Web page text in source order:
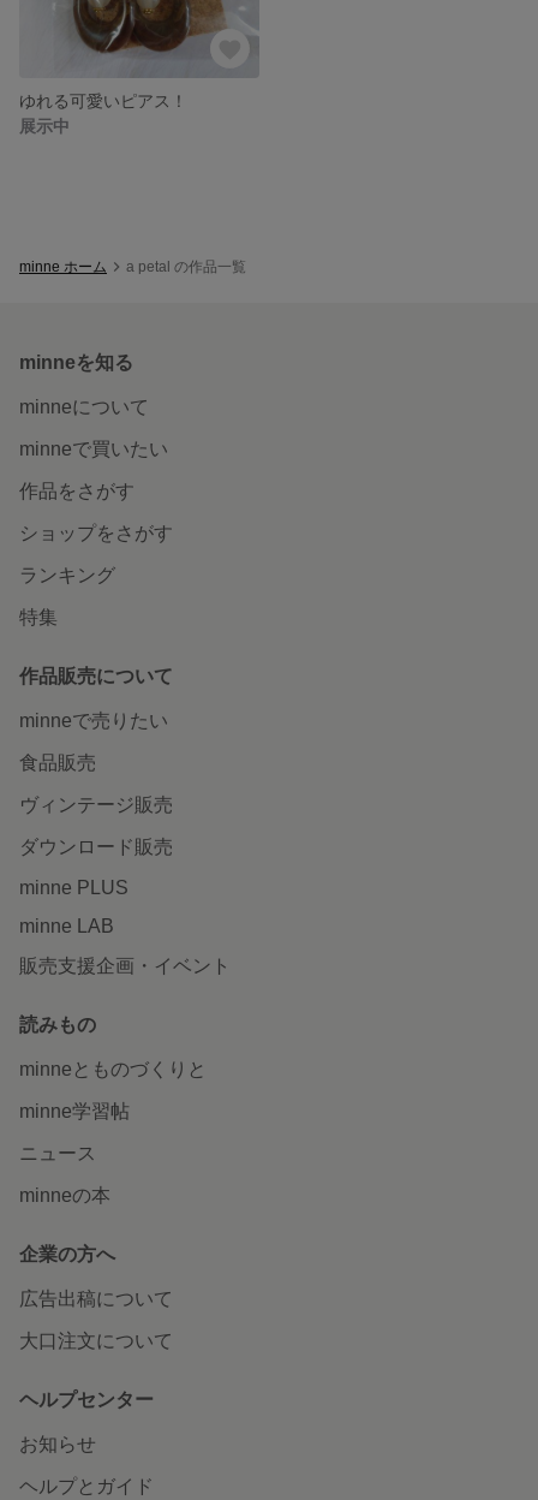
ゆれる可愛いピアス！
展示中
minne ホーム a petal の作品一覧
minneを知る
minneについて
minneで買いたい
作品をさがす
ショップをさがす
ランキング
特集
作品販売について
minneで売りたい
食品販売
ヴィンテージ販売
ダウンロード販売
minne PLUS
minne LAB
販売支援企画・イベント
読みもの
minneとものづくりと
minne学習帖
ニュース
minneの本
企業の方へ
広告出稿について
大口注文について
ヘルプセンター
お知らせ
ヘルプとガイド